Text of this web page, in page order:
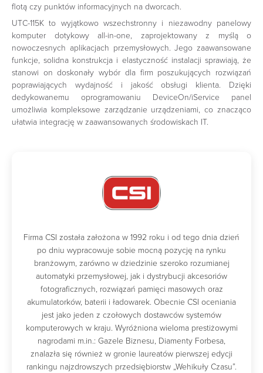
flotą czy punktów informacyjnych na dworcach.
UTC-115K to wyjątkowo wszechstronny i niezawodny panelowy
komputer dotykowy all-in-one, zaprojektowany z myślą o
nowoczesnych aplikacjach przemysłowych. Jego zaawansowane
funkcje, solidna konstrukcja i elastyczność instalacji sprawiają, że
stanowi on doskonały wybór dla firm poszukujących rozwiązań
poprawiających wydajność i jakość obsługi klienta. Dzięki
dedykowanemu oprogramowaniu DeviceOn/iService panel
umożliwia kompleksowe zarządzanie urządzeniami, co znacząco
ułatwia integrację w zaawansowanych środowiskach IT.
Firma CSI została założona w 1992 roku i od tego dnia dzień
po dniu wypracowuje sobie mocną pozycję na rynku
branżowym, zarówno w dziedzinie szeroko rozumianej
automatyki przemysłowej, jak i dystrybucji akcesoriów
fotograficznych, rozwiązań pamięci masowych oraz
akumulatorków, baterii i ładowarek. Obecnie CSI oceniania
jest jako jeden z czołowych dostawców systemów
komputerowych w kraju. Wyróżniona wieloma prestiżowymi
nagrodami m.in.: Gazele Biznesu, Diamenty Forbesa,
znalazła się również w gronie laureatów pierwszej edycji
rankingu najzdrowszych przedsiębiorstw „Wehikuły Czasu”.